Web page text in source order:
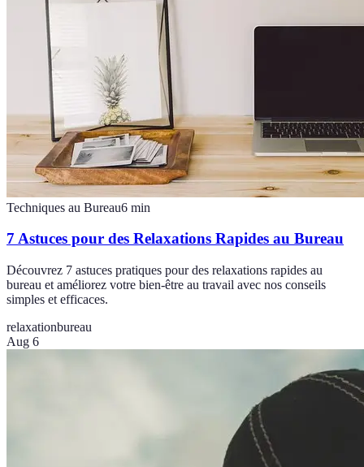
Techniques au Bureau6 min
7 Astuces pour des Relaxations Rapides au Bureau
Découvrez 7 astuces pratiques pour des relaxations rapides au
bureau et améliorez votre bien-être au travail avec nos conseils
simples et efficaces.
relaxationbureau
Aug 6